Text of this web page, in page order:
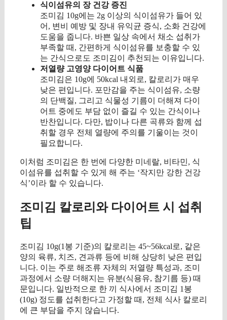
식이섬유의 장 건강 증진
조미김 10g에는 2g 이상의 식이섬유가 들어 있
어, 변비 예방 및 장내 유익균 증식, 소화 건강에
도움을 줍니다. 바쁜 일상 속에서 채소 섭취가
부족할 때, 간편하게 식이섬유를 보충할 수 있
는 간식으로도 조미김이 추천되는 이유입니다.
저열량 고영양 다이어트 식품
조미김은 10g에 50kcal 내외로, 칼로리가 매우
낮은 편입니다. 포만감을 주는 식이섬유, 소량
의 단백질, 그리고 식물성 기름이 더해져 다이
어트 중에도 부담 없이 즐길 수 있는 간식이나
반찬입니다. 다만, 밥이나 다른 곡류와 함께 섭
취할 경우 전체 열량에 주의를 기울이는 것이
필요합니다.
이처럼 조미김은 한 번에 다양한 미네랄, 비타민, 식
이섬유를 섭취할 수 있게 해 주는 ‘작지만 강한 건강
식’이라 할 수 있습니다.
조미김 칼로리와 다이어트 시 섭취
팁
조미김 10g(1봉 기준)의 칼로리는 45~56kcal로, 같은
양의 육류, 치즈, 견과류 등에 비해 상당히 낮은 편입
니다. 이는 주로 해조류 자체의 저열량 특성과, 조미
과정에서 소량 더해지는 유분(식용유, 참기름 등) 때
문입니다. 일반적으로 한 끼 식사에서 조미김 1봉
(10g) 정도를 섭취한다고 가정할 때, 전체 식사 칼로리
에 큰 부담을 주지 않습니다.